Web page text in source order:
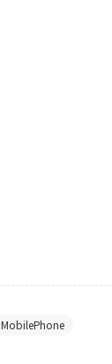
MobilePhone